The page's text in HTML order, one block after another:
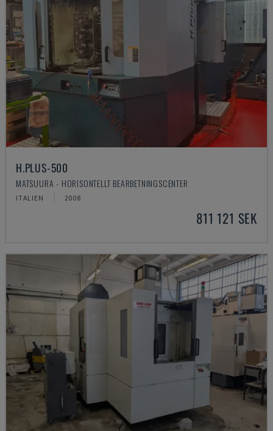
H.PLUS-500
MATSUURA - HORISONTELLT BEARBETNINGSCENTER
ITALIEN 2008
811 121 SEK